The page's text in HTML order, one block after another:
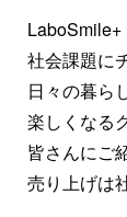
LaboSmile+
社会課題に
日々の暮ら
楽しくなる
皆さんにご
売り上げは